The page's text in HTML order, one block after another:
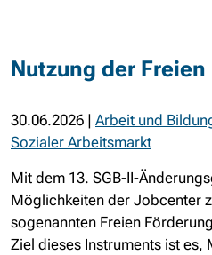
Nutzung der
30.06.2026 | Arbeit und
Sozialer Arbeitsmarkt
Mit dem 13. SGB-II-
Möglichkeiten der Jobcenter
sogenannten Freien
Ziel dieses Instruments ist es,